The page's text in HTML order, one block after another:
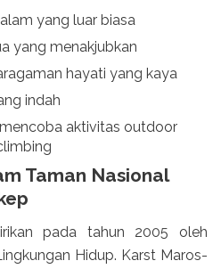
yang luar biasa
yang menakjubkan
hayati yang kaya
indah
aktivitas outdoor
Taman Nasional
pada tahun 2005 oleh
Hidup. Karst Maros-